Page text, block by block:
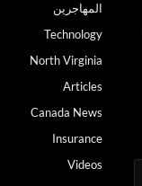
المهاجرين
Technology
North Virginia
Articles
Canada News
Insurance
Videos